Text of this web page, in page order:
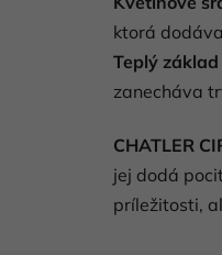
ktorá
Teplý základ
zanecháva
CHATLER
jej dodá
príležitosti,